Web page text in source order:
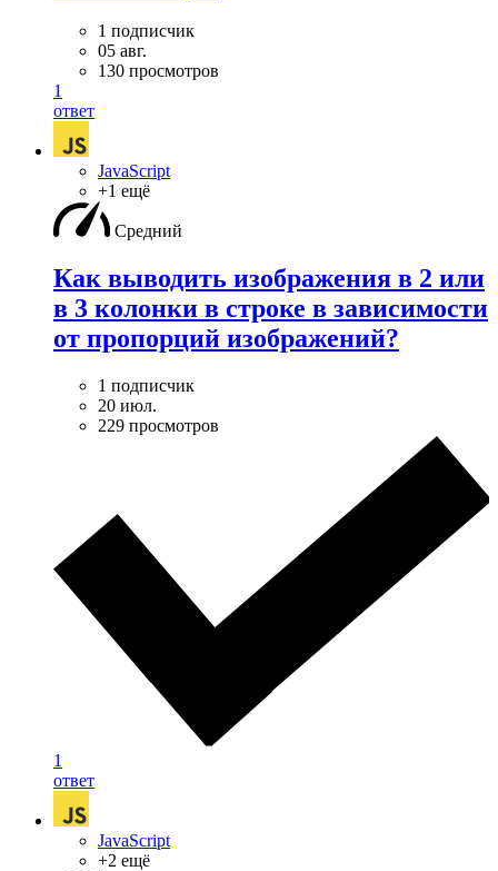
1 подписчик
05 авг.
130 просмотров
1
ответ
JavaScript
+1 ещё
Средний
Как выводить изображения в 2 или
в 3 колонки в строке в зависимости
от пропорций изображений?
1 подписчик
20 июл.
229 просмотров
1
ответ
JavaScript
+2 ещё